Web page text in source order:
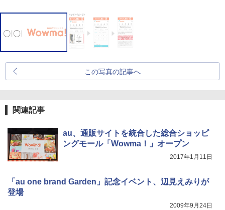
この写真の記事へ
関連記事
au、通販サイトを統合した総合ショッピ
ングモール「Wowma！」オープン
2017年1月11日
「au one brand Garden」記念イベント、辺見えみりが
登場
2009年9月24日